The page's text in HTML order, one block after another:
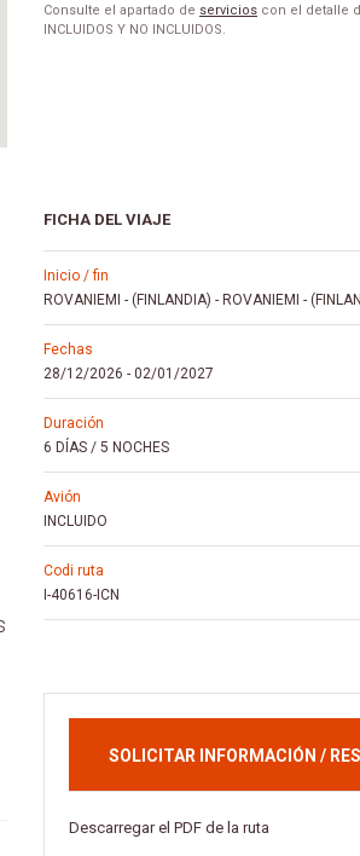
Consulte el apartado de servicios con el detalle
INCLUIDOS Y NO INCLUIDOS.
FICHA DEL VIAJE
inicio / fin
ROVANIEMI - (FINLANDIA) - ROVANIEMI -
fechas
28/12/2026 - 02/01/2027
duración
6 DÍAS / 5 NOCHES
avión
INCLUIDO
codi ruta
I-40616-ICN
SOLICITAR INFORMACIÓN /
Descarregar el PDF de la ruta